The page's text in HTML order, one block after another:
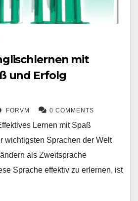
mit
und Erfolg
FORVM 0 COMMENTS
Lernen mit Spaß
wichtigsten Sprachen der Welt
als Zweitsprache
Sprache effektiv zu erlernen, ist